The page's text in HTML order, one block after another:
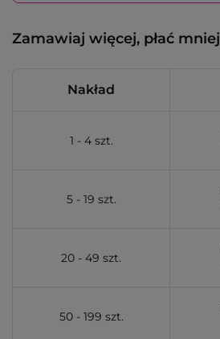
Zamawiaj więcej, płać mniej
Nakład
1 - 4 szt.
5 - 19 szt.
20 - 49 szt.
50 - 199 szt.